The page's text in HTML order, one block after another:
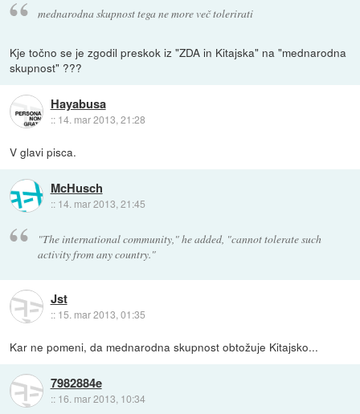
mednarodna skupnost tega ne more več tolerirati
Kje točno se je zgodil preskok iz "ZDA in Kitajska" na "mednarodna
skupnost" ???
Hayabusa
:: 14. mar 2013, 21:28
V glavi pisca.
McHusch
:: 14. mar 2013, 21:45
"The international community," he added, "cannot tolerate such
activity from any country."
Jst
:: 15. mar 2013, 01:35
Kar ne pomeni, da mednarodna skupnost obtožuje Kitajsko...
7982884e
:: 16. mar 2013, 10:34